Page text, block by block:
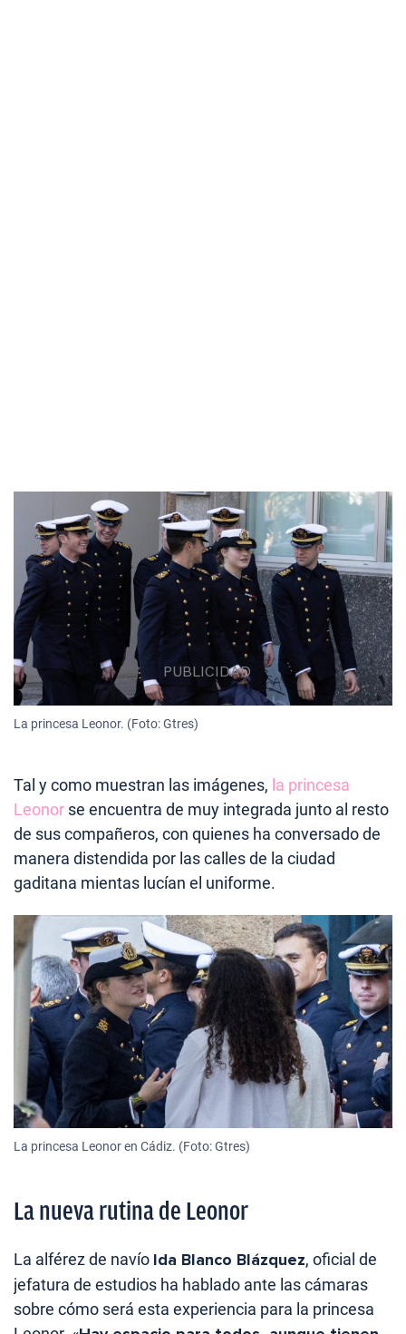
La princesa Leonor. (Foto: Gtres)
Tal y como muestran las imágenes, la princesa
Leonor se encuentra de muy integrada junto al resto
de sus compañeros, con quienes ha conversado de
manera distendida por las calles de la ciudad
gaditana mientas lucían el uniforme.
La princesa Leonor en Cádiz. (Foto: Gtres)
La nueva rutina de Leonor
La alférez de navío Ida Blanco Blázquez, oficial de
jefatura de estudios ha hablado ante las cámaras
sobre cómo será esta experiencia para la princesa